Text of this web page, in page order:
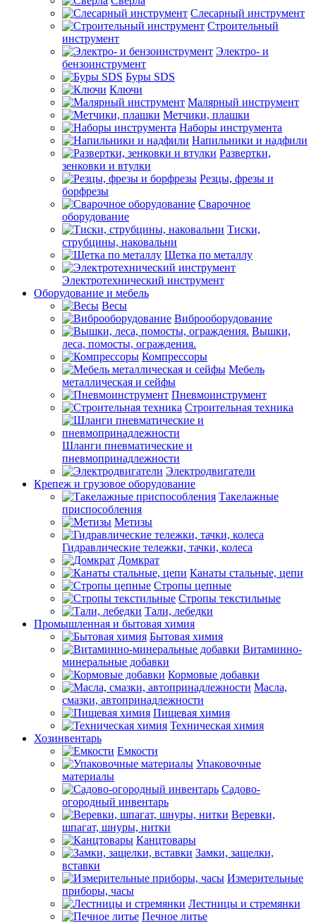
Слесарный инструмент
Строительный
инструмент
Электро- и
бензоинструмент
Буры SDS
Ключи
Малярный инструмент
Метчики, плашки
Наборы инструмента
Напильники и надфили
Развертки,
зенковки и втулки
Резцы, фрезы и
борфрезы
Сварочное
оборудование
Тиски,
струбцины, наковальни
Щетка по металлу
Электротехнический инструмент
Оборудование и мебель
Весы
Виброоборудование
Вышки,
леса, помосты, ограждения.
Компрессоры
Мебель
металлическая и сейфы
Пневмоинструмент
Строительная техника
Шланги пневматические и
пневмопринадлежности
Электродвигатели
Крепеж и грузовое оборудование
Такелажные
приспособления
Метизы
Гидравлические тележки, тачки, колеса
Домкрат
Канаты стальные, цепи
Стропы цепные
Стропы текстильные
Тали, лебедки
Промышленная и бытовая химия
Бытовая химия
Витаминно-
минеральные добавки
Кормовые добавки
Масла,
смазки, автопринадлежности
Пищевая химия
Техническая химия
Хозинвентарь
Емкости
Упаковочные
материалы
Садово-
огородный инвентарь
Веревки,
шпагат, шнуры, нитки
Канцтовары
Замки, защелки,
вставки
Измерительные
приборы, часы
Лестницы и стремянки
Печное литье